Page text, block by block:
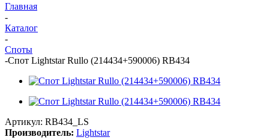
Главная
-
Каталог
-
Споты
-Спот Lightstar Rullo (214434+590006) RB434
Артикул: RB434_LS
Производитель: Lightstar